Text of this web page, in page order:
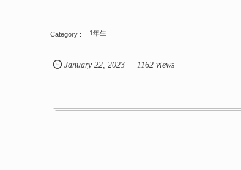
1年生
January 22 ,2023 1162 views